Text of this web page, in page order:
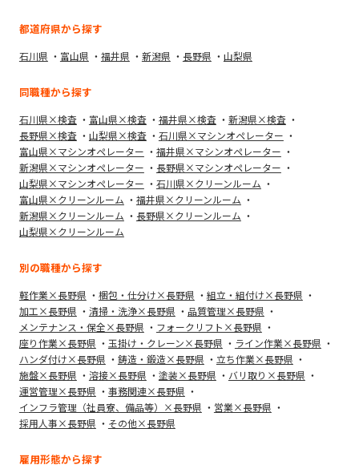
都道府県から探す
石川県 富山県 福井県 新潟県 長野県 山梨県
同職種から探す
石川県×検査 富山県×検査 福井県×検査
新潟県×検査
長野県×検査
山梨県×検査
石川県×マシンオペレーター
富山県×マシンオペレーター
福井県×マシンオペレーター
新潟県×マシンオペレーター
長野県×マシンオペレーター
山梨県×マシンオペレーター
石川県×クリーンルーム
富山県×クリーンルーム
福井県×クリーンルーム
新潟県×クリーンルーム
長野県×クリーンルーム
山梨県×クリーンルーム
別の職種から探す
軽作業×長野県 梱包・仕分け×長野県
組立・組付け×長野県
加工×長野県
清掃・洗浄×長野県
品質管理×長野県
メンテナンス・保全×長野県
フォークリフト×長野県
座り作業×長野県
玉掛け・クレーン×長野県
ライン作業×長野県
ハンダ付け×長野県
鋳造・鍛造×長野県
立ち作業×長野県
施盤×長野県
溶接×長野県 塗装×長野県
バリ取り×長野県
運営管理×長野県
事務関連×長野県
インフラ管理（社員寮、備品等）×長野県
営業×長野県
採用人事×長野県
その他×長野県
雇用形態から探す